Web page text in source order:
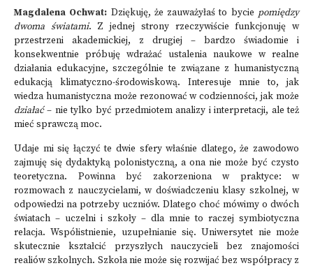
Magdalena Ochwat: Dziękuję, że zauważyłaś to bycie pomiędzy
dwoma światami. Z jednej strony rzeczywiście funkcjonuję w
przestrzeni akademickiej, z drugiej – bardzo świadomie i
konsekwentnie próbuję wdrażać ustalenia naukowe w realne
działania edukacyjne, szczególnie te związane z humanistyczną
edukacją klimatyczno-środowiskową. Interesuje mnie to, jak
wiedza humanistyczna może rezonować w codzienności, jak może
działać– nie tylko być przedmiotem analizy i interpretacji, ale też
mieć sprawczą moc.
Udaje mi się łączyć te dwie sfery właśnie dlatego, że zawodowo
zajmuję się dydaktyką polonistyczną, a ona nie może być czysto
teoretyczna. Powinna być zakorzeniona w praktyce: w
rozmowach z nauczycielami, w doświadczeniu klasy szkolnej, w
odpowiedzi na potrzeby uczniów. Dlatego choć mówimy o dwóch
światach – uczelni i szkoły – dla mnie to raczej symbiotyczna
relacja. Współistnienie, uzupełnianie się. Uniwersytet nie może
skutecznie kształcić przyszłych nauczycieli bez znajomości
realiów szkolnych. Szkoła nie może się rozwijać bez współpracy z